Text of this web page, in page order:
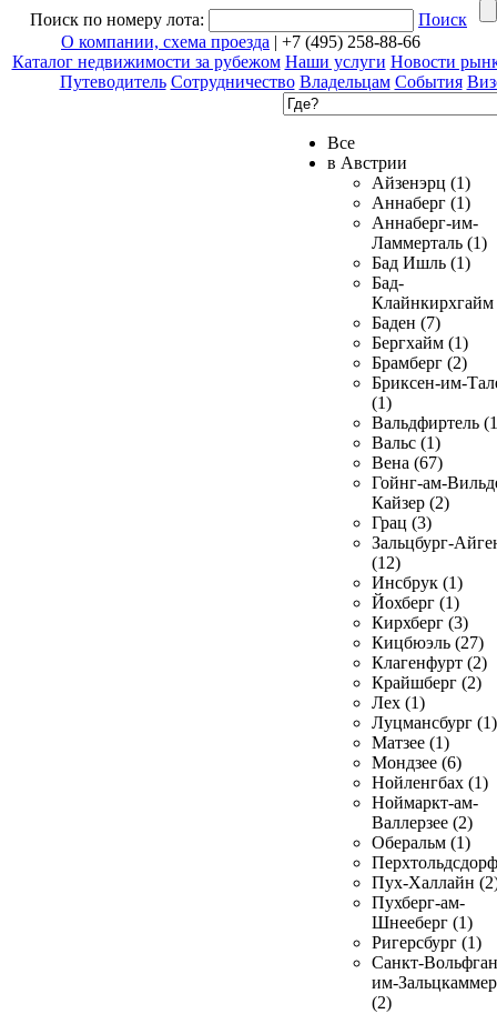
Поиск по номеру лота:
Поиск
О компании, схема проезда | +7 (495) 258-88-66
Каталог недвижимости за рубежом Наши услуги Новости
Путеводитель Сотрудничество Владельцам События
Все
в Австрии
Айзенэрц (1)
Аннаберг (1)
Аннаберг-им-
Ламмерталь (1)
Бад Ишль (1)
Бад-
Клайнкирхгайм
Баден (7)
Бергхайм (1)
Брамберг (2)
Бриксен-им-
(1)
Вальдфиртель
Вальс (1)
Вена (67)
Гойнг-ам-
Кайзер (2)
Грац (3)
Зальцбург-
(12)
Инсбрук (1)
Йохберг (1)
Кирхберг (3)
Кицбюэль (27)
Клагенфурт (2)
Крайшберг (2)
Лех (1)
Луцмансбург (1)
Матзее (1)
Мондзее (6)
Нойленгбах (1)
Ноймаркт-ам-
Валлерзее (2)
Оберальм (1)
Пух-Халлайн
Пухберг-ам-
Шнееберг (1)
Ригерсбург (1)
Санкт-
им-
(2)